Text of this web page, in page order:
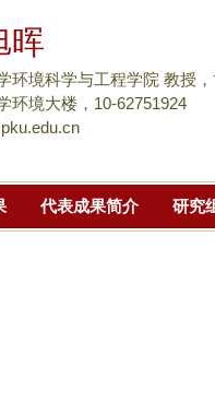
到
主
要
晖
环境科学与工程学院 教授
环境大楼，10-62751924
代表成果简介 研究